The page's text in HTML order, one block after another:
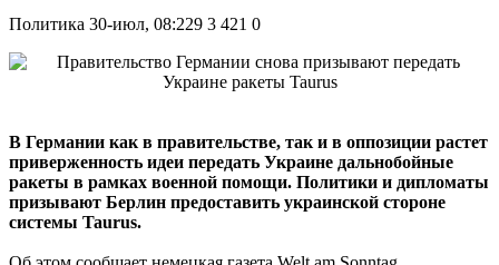
Политика 30-июл, 08:229 3 421 0
В Германии как в правительстве, так и в оппозиции растет
приверженность идеи передать Украине дальнобойные
ракеты в рамках военной помощи. Политики и дипломаты
призывают Берлин предоставить украинской стороне
системы Taurus.